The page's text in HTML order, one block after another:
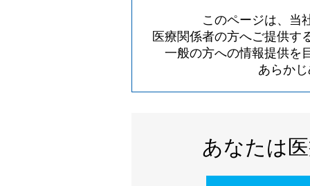
このページは、当
医療関係者の方へご提供す
一般の方への情報提供を
あらか
あなたは